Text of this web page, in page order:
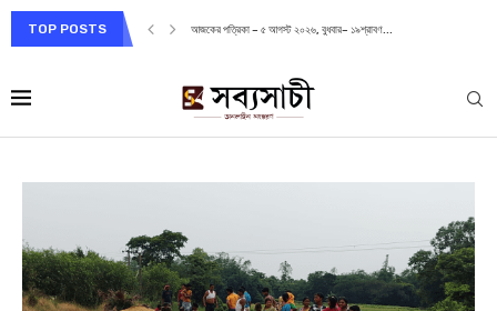
TOP POSTS আজকের পত্রিকা – ৫ আগস্ট ২০২৬, বুধবার– ১৯শ্রাবণ...